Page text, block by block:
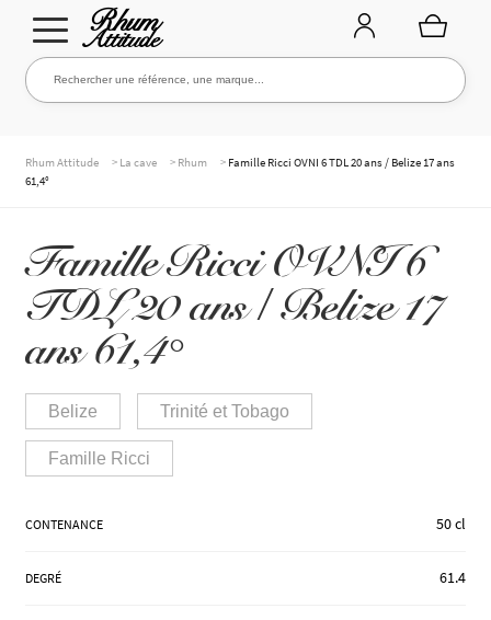
Aller
à
Aller
au
Rechercher une référence, une marque...
Rechercher
NOS RHUMS
WHISKIES & +
MARQUES
Rhum Attitude > La cave > Rhum > Famille Ricci OVNI 6 TDL 20 ans / Belize 17 ans
61,4°
Famille Ricci OVNI 6
TDL 20 ans / Belize 17
ans 61,4°
Belize Trinité et Tobago
Famille Ricci
CONTENANCE 50 cl
DEGRÉ 61.4